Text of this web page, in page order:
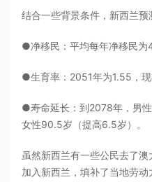
结合一些背景条件，新西兰预
●净移民：平均每年净移民为
●生育率：2051年为1.55，现
●寿命延长：到2078年，男
女性90.5岁（提高6.5岁）。
虽然新西兰有一些公民去了
加入新西兰，填补了当地劳